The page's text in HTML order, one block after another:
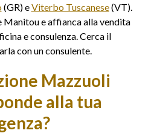
(GR) eViterbo Tuscanese(VT).
Manitou e affianca alla vendita
e consulenza. Cerca il
con un consulente.
Mazzuoli
alla tua